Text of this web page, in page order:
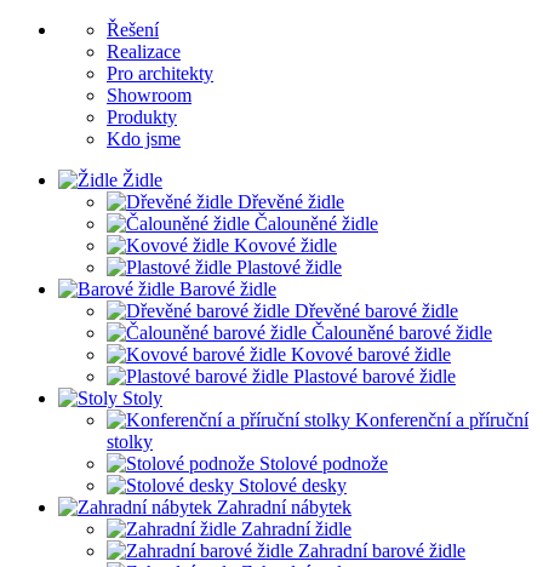
Řešení
Realizace
Pro architekty
Showroom
Produkty
Kdo jsme
Židle
Dřevěné židle
Čalouněné židle
Kovové židle
Plastové židle
Barové židle
Dřevěné barové židle
Čalouněné barové židle
Kovové barové židle
Plastové barové židle
Stoly
Konferenční a příruční
stolky
Stolové podnože
Stolové desky
Zahradní nábytek
Zahradní židle
Zahradní barové židle